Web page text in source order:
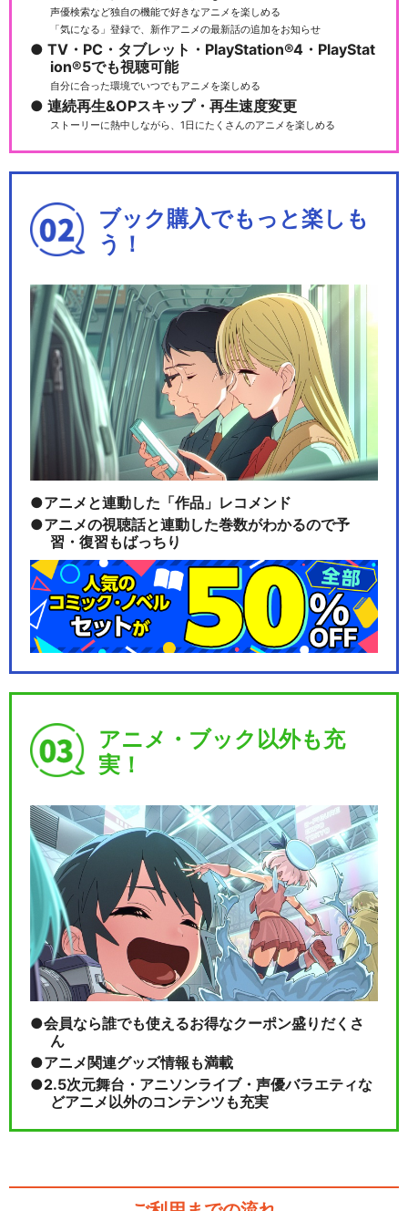
ルパン三世TVSP #09 ワルサ
ーＰ３８
ルパン三世TVSP #10 炎の記
憶 ～Tok…
ルパン三世TVSP #12 １＄マ
ネーウォーズ
ルパン三世TVSP #13 アルカ
トラズ コネ…
ルパン三世TVSP #14 EPISO
DE：0…
ルパン三世TVSP #15 お宝返
たルパン～コ…
ルパン三世TVSP #17 天使の
策略～夢のカ…
ルパン三世TVSP #18 セブン
声優検索など独自の機能で好きなアニメを楽しめる
「気になる」登録で、新作アニメの最新話の追加をお知らせ
TV・PC・タブレット・PlayStation®4・PlayStat
ion®5でも視聴可能
自分に合った環境でいつでもアニメを楽しめる
連続再生&OPスキップ・再生速度変更
ストーリーに熱中しながら、1日にたくさんのアニメを楽しめる
ブック購入でもっと楽しも
う！
アニメと連動した「作品」レコメンド
アニメの視聴話と連動した巻数がわかるので予
習・復習もばっちり
アニメ・ブック以外も充
実！
会員なら誰でも使えるお得なクーポン盛りだくさ
ん
アニメ関連グッズ情報も満載
2.5次元舞台・アニソンライブ・声優バラエティな
どアニメ以外のコンテンツも充実